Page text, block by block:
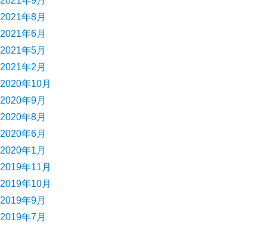
2021年8月
2021年6月
2021年5月
2021年2月
2020年10月
2020年9月
2020年8月
2020年6月
2020年1月
2019年11月
2019年10月
2019年9月
2019年7月